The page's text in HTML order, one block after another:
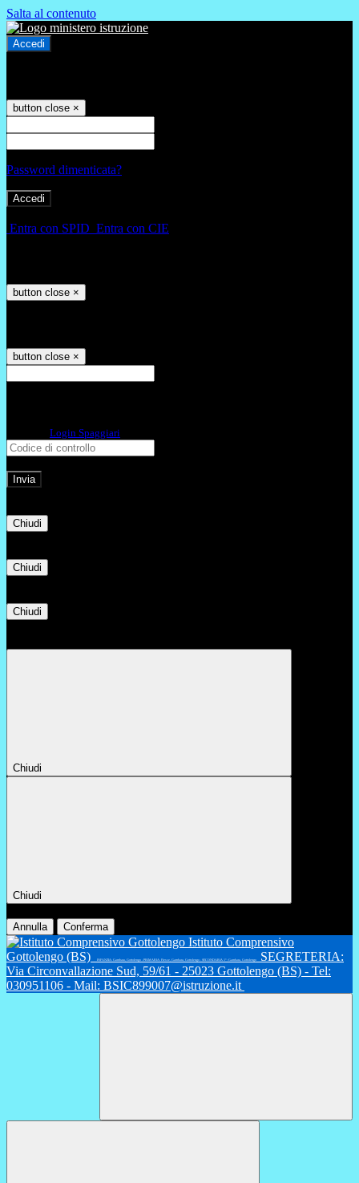
Salta al contenuto
Accedi
button close ×
Password dimenticata?
Entra con SPID Entra con CIE
button close ×
button close ×
Login Spaggiari
Chiudi
Chiudi
Chiudi
Chiudi
Chiudi
Annulla Conferma
Istituto Comprensivo
Gottolengo (BS)
INFANZIA: Gambara, Gottolengo - PRIMARIA: Fiesse, Gambara, Gottolengo - SECONDARIA 1°: Gambara, Gottolengo
SEGRETERIA:
Via Circonvallazione Sud, 59/61 - 25023 Gottolengo (BS) - Tel:
030951106 - Mail: BSIC899007@istruzione.it